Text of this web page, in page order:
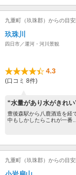
九重町（玖珠郡）からの目
玖珠川
四日市／運河・河川景観
4.3
(口コミ 8件)
“水量があり水がきれい
豊後森駅から八鹿酒造を経
中もしかしたらこれが一番...
九重町（玖珠郡）からの目